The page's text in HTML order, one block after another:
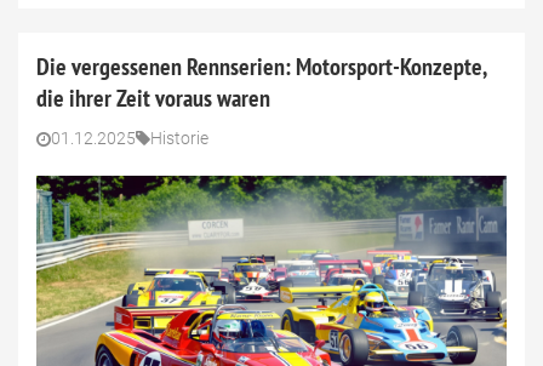
Die vergessenen Rennserien: Motorsport-Konzepte,
die ihrer Zeit voraus waren
01.12.2025 Historie